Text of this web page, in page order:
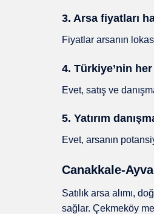
3. Arsa fiyatları
Fiyatlar arsanın
4. Türkiye’nin
Evet, satış ve
5. Yatırım
Evet, arsanın
Canakkale-
Satılık arsa alımı,
sağlar. Çekmeköy